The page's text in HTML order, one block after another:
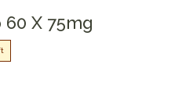
X 75mg